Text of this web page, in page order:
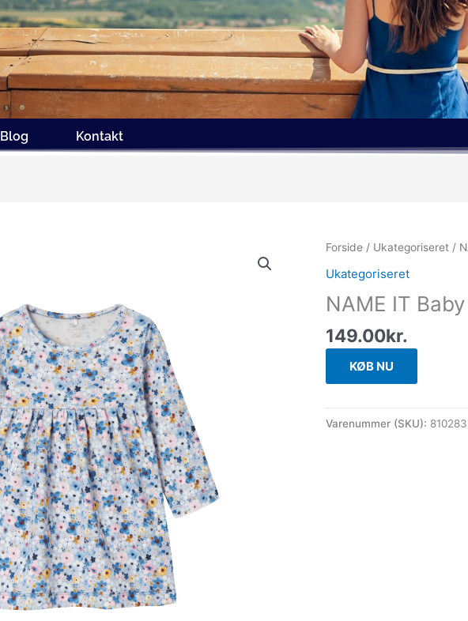
Blog Kontakt
Forside / Ukategoriseret /
Ukategoriseret
NAME IT
149.00kr.
KØB NU
Varenummer (SKU):